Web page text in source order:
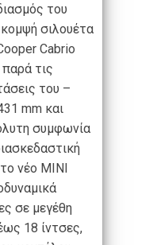
του
σιλουέτα
Cabrio
παρά τις
του –
mm και
συμφωνία
νέο MINI
σε μεγέθη
18 ίντσες,